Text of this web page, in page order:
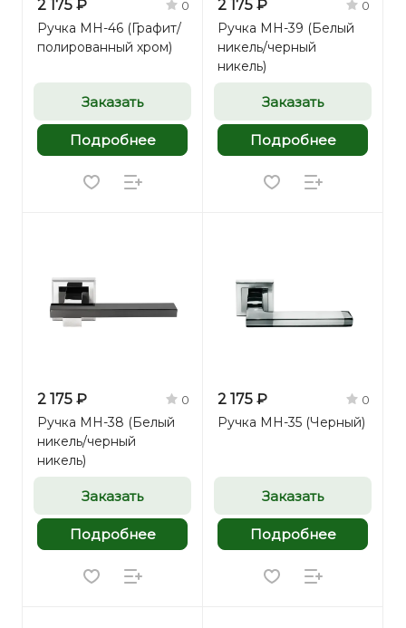
2 175 ₽ 0
Ручка MH-46 (Графит/
полированный хром)
Заказать
Подробнее
2 175 ₽ 0
Ручка MH-39 (Белый
никель/черный
никель)
Заказать
Подробнее
2 175 ₽ 0
Ручка MH-38 (Белый
никель/черный
никель)
Заказать
Подробнее
2 175 ₽ 0
Ручка MH-35 (Черный)
Заказать
Подробнее